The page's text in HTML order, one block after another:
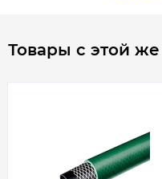
Товары с этой